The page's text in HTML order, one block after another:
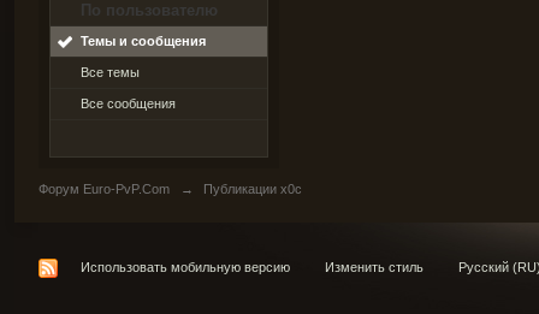
По пользователю
Темы и сообщения
Все темы
Все сообщения
Форум Euro-PvP.Com → Публикации x0c
Использовать мобильную версию Изменить стиль Русский